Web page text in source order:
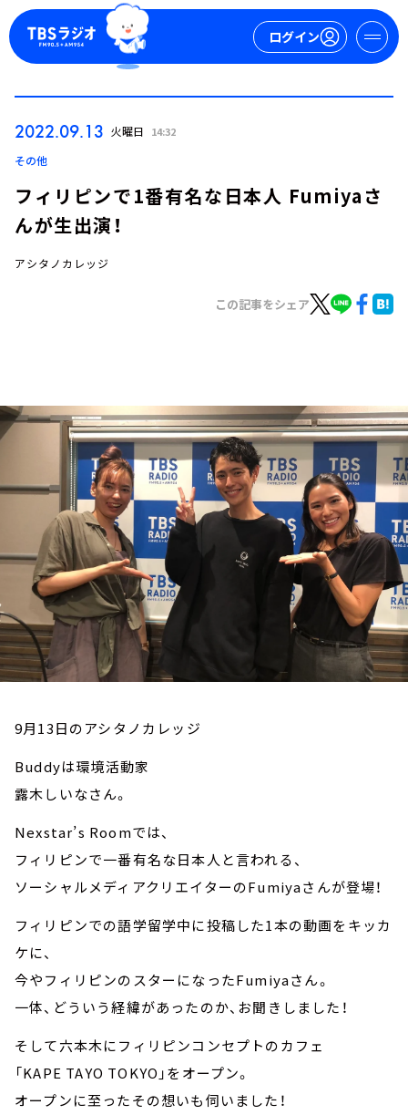
ログイン
お知らせ
イベント・グッズ
YouTube
会社情報
2022.09.13 火曜日 14:32
その他
フィリピンで1番有名な日本人 Fumiyaさ
んが生出演！
アシタノカレッジ
この記事をシェア
9月13日のアシタノカレッジ
Buddyは環境活動家
露木しいなさん。
Nexstar’s Roomでは、
フィリピンで一番有名な日本人と言われる、
ソーシャルメディアクリエイターのFumiyaさんが登場！
フィリピンでの語学留学中に投稿した1本の動画をキッカ
ケに、
今やフィリピンのスターになったFumiyaさん。
一体、どういう経緯があったのか、お聞きしました！
そして六本木にフィリピンコンセプトのカフェ
「KAPE TAYO TOKYO」をオープン。
オープンに至ったその想いも伺いました！